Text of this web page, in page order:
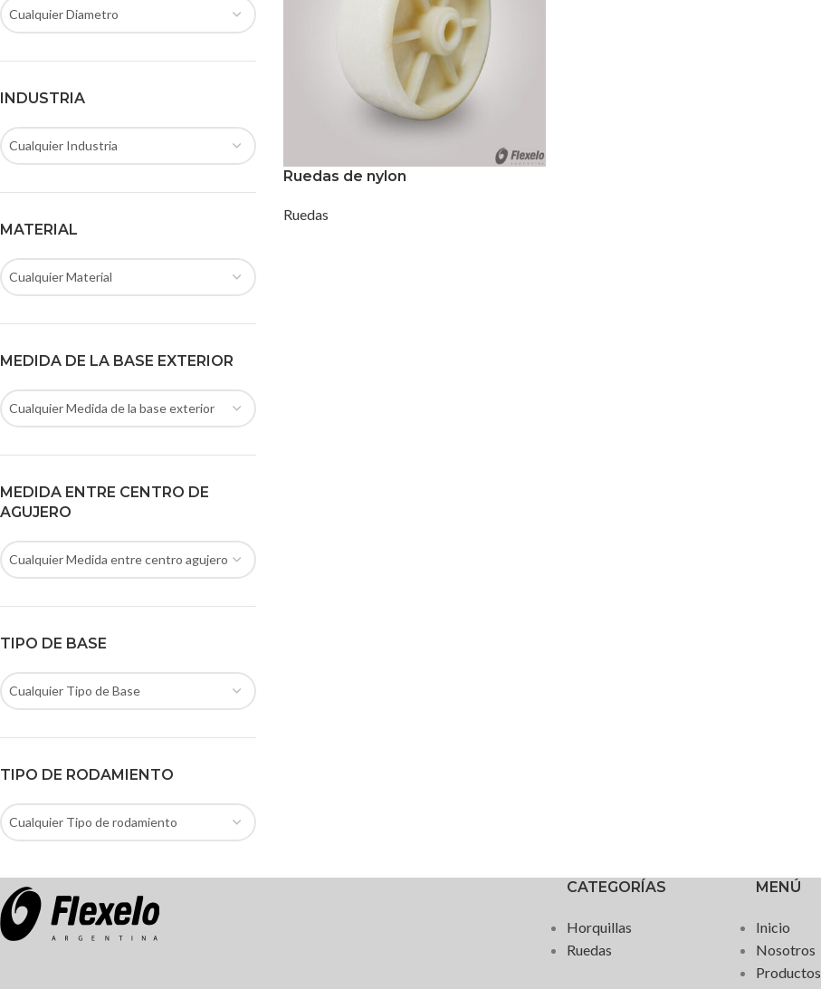
Cualquier Diametro
INDUSTRIA
Cualquier Industria
MATERIAL
Cualquier Material
MEDIDA DE LA BASE EXTERIOR
Cualquier Medida de la base exterior
MEDIDA ENTRE CENTRO DE
AGUJERO
Cualquier Medida entre centro agujero
TIPO DE BASE
Cualquier Tipo de Base
TIPO DE RODAMIENTO
Cualquier Tipo de rodamiento
Ruedas de nylon
Ruedas
CATEGORÍAS
Horquillas
Ruedas
MENÚ
Inicio
Nosotros
Productos